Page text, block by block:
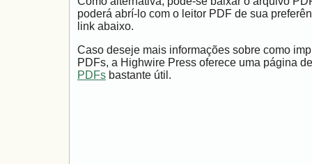
poderá abrí-lo com o leitor PDF de sua
link abaixo.
Caso deseje mais informações sobre como
PDFs, a Highwire Press oferece uma página
PDFs bastante útil.